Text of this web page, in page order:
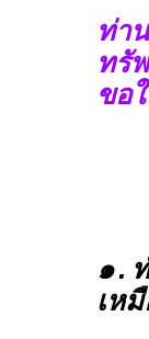
ท่า
ทรั
ขอ
๑.
เห